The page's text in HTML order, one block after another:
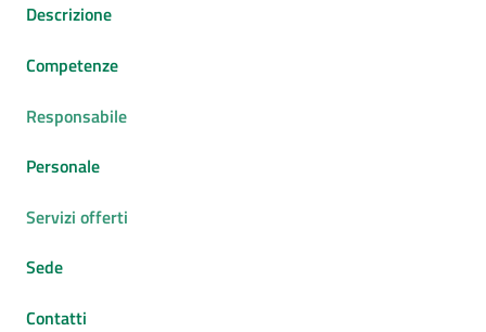
Descrizione
Competenze
Responsabile
Personale
Servizi offerti
Sede
Contatti